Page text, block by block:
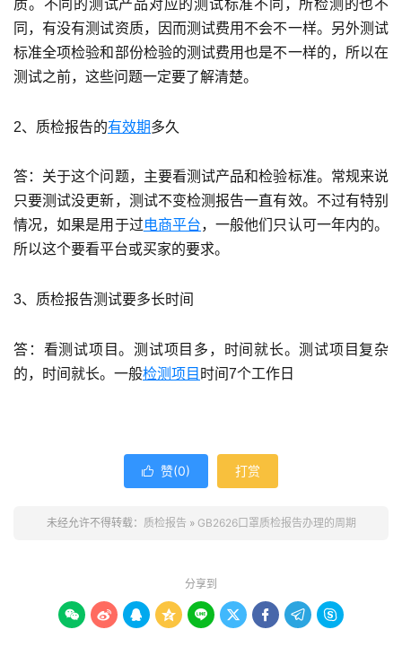
质。不同的测试产品对应的测试标准不同，所检测的也不
同，有没有测试资质，因而测试费用不会不一样。另外测试
标准全项检验和部份检验的测试费用也是不一样的，所以在
测试之前，这些问题一定要了解清楚。
2、质检报告的有效期多久
答：关于这个问题，主要看测试产品和检验标准。常规来说
只要测试没更新，测试不变检测报告一直有效。不过有特别
情况，如果是用于过电商平台，一般他们只认可一年内的。
所以这个要看平台或买家的要求。
3、质检报告测试要多长时间
答：看测试项目。测试项目多，时间就长。测试项目复杂
的，时间就长。一般检测项目 时间7个工作日
 赞(0) 打赏
未经允许不得转载： 质检报告 » GB2626口罩质检报告办理的周期
分享到
        